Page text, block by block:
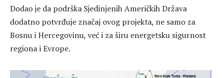
Dodao je da podrška Sjedinjenih Američkih Država
dodatno potvrđuje značaj ovog projekta, ne samo za
Bosnu i Hercegovinu, već i za širu energetsku sigurnost
regiona i Evrope.